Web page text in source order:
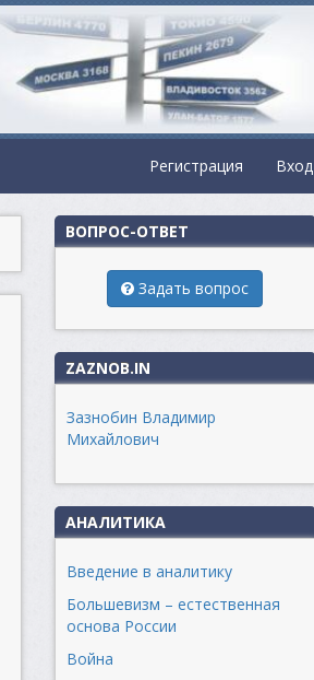
Регистрация Вход
ВОПРОС-ОТВЕТ
Задать вопрос
ZAZNOB.IN
Зазнобин Владимир
Михайлович
АНАЛИТИКА
Введение в аналитику
Большевизм – естественная
основа России
Война